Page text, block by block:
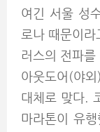
여긴 서울 성
로나 때문이라
러스의 전파
아웃도어(야
대체로 맞다.
마라톤이 유